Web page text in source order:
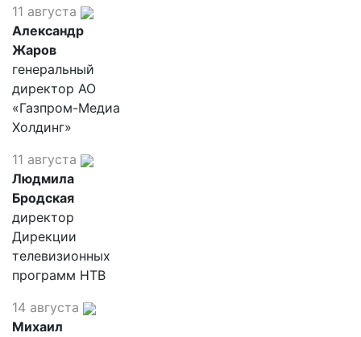
11 августа
Александр
Жаров
генеральный
директор АО
«Газпром-Медиа
Холдинг»
11 августа
Людмила
Бродская
директор
Дирекции
телевизионных
программ НТВ
14 августа
Михаил